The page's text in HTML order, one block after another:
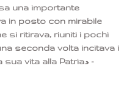
una importante
in posto con mirabile
si ritirava, riuniti i pochi
seconda volta incitava i
vita alla Patria.» -